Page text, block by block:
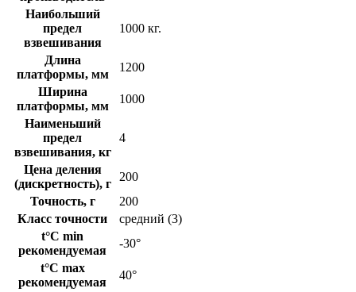
Наибольший
предел
взвешивания
1000 кг.
Длина
платформы, мм
1200
Ширина
платформы, мм
1000
Наименьший
предел
взвешивания, кг
4
Цена деления
(дискретность), г
200
Точность, г
200
Класс точности
средний (3)
t°C min
рекомендуемая
-30°
t°C max
рекомендуемая
40°